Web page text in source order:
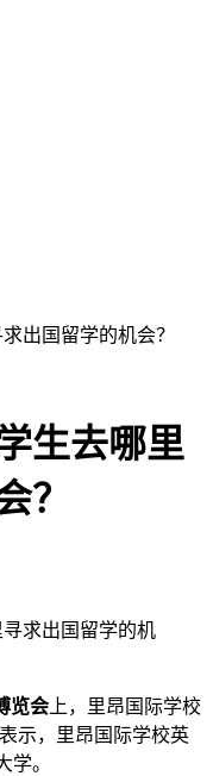
出国留学的机会？
生去哪里
？
览会 上，里昂国际学校
示，里昂国际学校英
学。